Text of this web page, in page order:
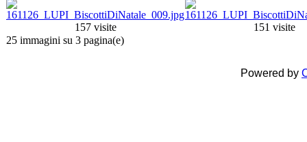
157 visite
151 visite
25 immagini su 3 pagina(e)
Powered by